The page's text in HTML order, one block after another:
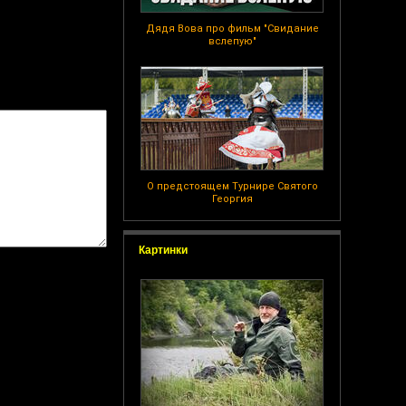
Дядя Вова про фильм "Свидание
вслепую"
О предстоящем Турнире Святого
Георгия
Картинки